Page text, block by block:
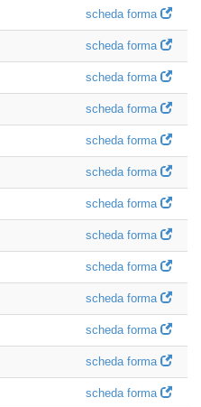
scheda forma
scheda forma
scheda forma
scheda forma
scheda forma
scheda forma
scheda forma
scheda forma
scheda forma
scheda forma
scheda forma
scheda forma
scheda forma